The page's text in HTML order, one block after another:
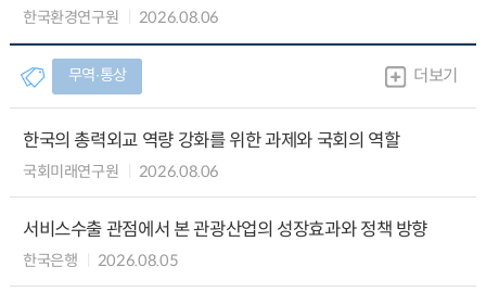
한국환경연구원 2026.08.06
무역∙통상 더보기
한국의 총력외교 역량 강화를 위한 과제와 국회의 역할
국회미래연구원 2026.08.06
서비스수출 관점에서 본 관광산업의 성장효과와 정책 방향
한국은행 2026.08.05